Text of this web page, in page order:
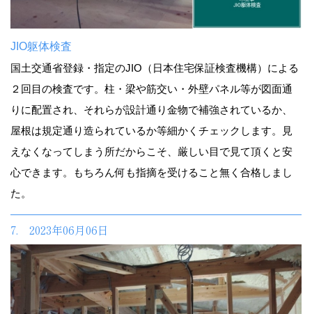
JIO躯体検査
国土交通省登録・指定のJIO（日本住宅保証検査機構）による
２回目の検査です。柱・梁や筋交い・外壁パネル等が図面通
りに配置され、それらが設計通り金物で補強されているか、
屋根は規定通り造られているか等細かくチェックします。見
えなくなってしまう所だからこそ、厳しい目で見て頂くと安
心できます。もちろん何も指摘を受けること無く合格しまし
た。
7. 2023年06月06日